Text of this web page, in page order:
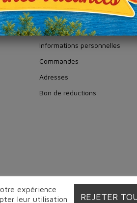
VOTRE COMPTE
Informations personnelles
Commandes
Adresses
Bon de réductions
expérience
leur utilisation
REJETER